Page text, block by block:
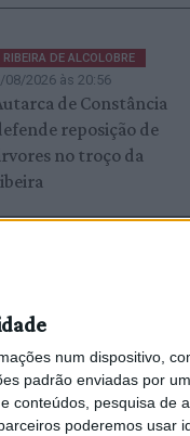
num dispositivo,
padrão enviadas por
conteúdos, pesquisa de
poderemos usar
RIBEIRA DE ALCOLOBRE
08/2026 às 20:56
de Constância
reposição de
no troço da
reforçam
de comando
novo segundo
e dois novos
adjuntos (c/áudio)